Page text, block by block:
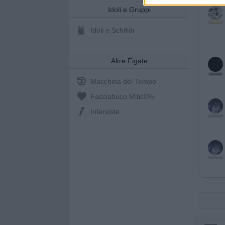
Idoli e Gruppi
Idoli e Schifidi
Altre Figate
Macchina del Tempo
Facciabuco Mitic0%
Interviste